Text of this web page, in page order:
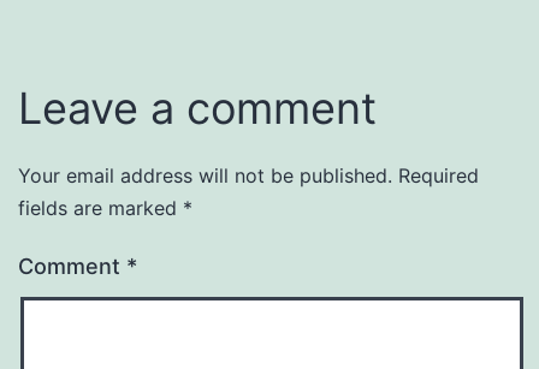
Leave a comment
Your email address will not be published. Required
fields are marked *
Comment *